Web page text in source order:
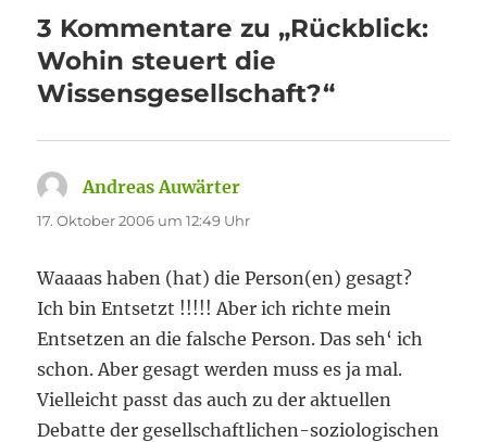
3 Kommentare zu „Rückblick:
Wohin steuert die
Wissensgesellschaft?“
Andreas Auwärter
17. Oktober 2006 um 12:49 Uhr
Waaaas haben (hat) die Person(en) gesagt?
Ich bin Entsetzt !!!!! Aber ich richte mein
Entsetzen an die falsche Person. Das seh‘ ich
schon. Aber gesagt werden muss es ja mal.
Vielleicht passt das auch zu der aktuellen
Debatte der gesellschaftlichen-soziologischen